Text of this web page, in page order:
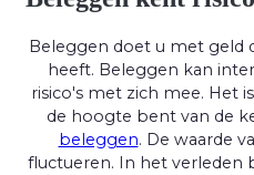
Beleggen doet u met geld
heeft. Beleggen kan
risico's met zich mee. Het
de hoogte bent van de
beleggen. De waarde
fluctueren. In het verleden